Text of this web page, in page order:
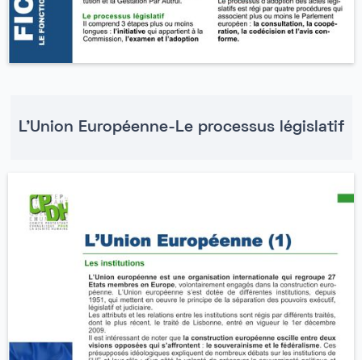
L'Union Européenne-Le processus législatif